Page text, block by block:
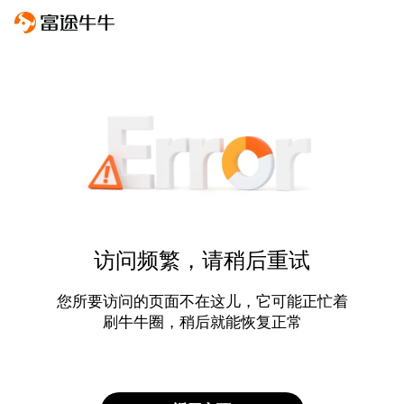
访问频繁，请稍后重试
您所要访问的页面不在这儿，它可能正忙着
刷牛牛圈，稍后就能恢复正常